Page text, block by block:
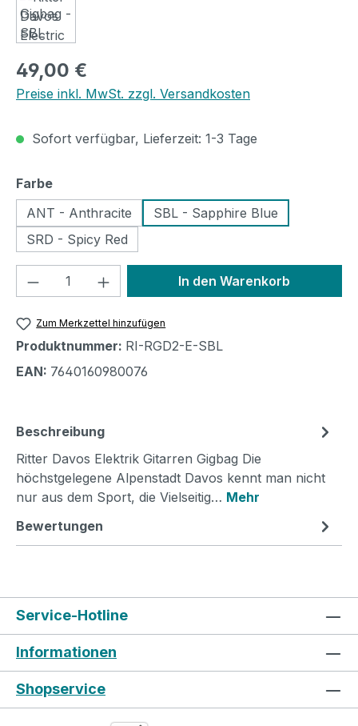
Regulärer Preis:
49,00 €
Preise inkl. MwSt. zzgl. Versandkosten
Sofort verfügbar, Lieferzeit: 1-3 Tage
Farbeauswählen
ANT - Anthracite
SBL - Sapphire Blue
SRD - Spicy Red
Produkt Anzahl: Gib denIn den Warenkorb
Zum Merkzettel hinzufügen
Produktnummer: RI-RGD2-E-SBL
EAN: 7640160980076
Beschreibung
Ritter Davos Elektrik Gitarren Gigbag Die
höchstgelegene Alpenstadt Davos kennt man nicht
nur aus dem Sport, die Vielseitig… Mehr
Bewertungen
Service-Hotline
Informationen
Shopservice